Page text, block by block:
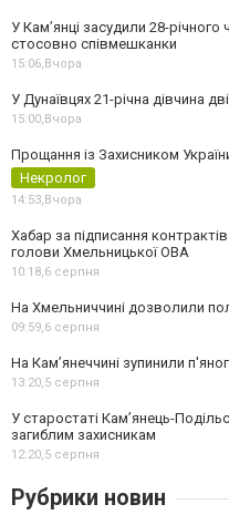
У Камʼянці засудили 28-
стосовно співмешканки
15:06,Вчора
У Дунаївцях 21-річна дівчина
15:00,Вчора
Прощання із Захисником
Некролог
14:53,Вчора
Хабар за підписання
голови Хмельницької ОВА
10:18,6 серпня
На Хмельниччині дозволили
09:59,6 серпня
На Камʼянеччині зупинили
13:20,5 серпня
У старостаті Кам’янець-
загиблим захисникам
12:20,5 серпня
Рубрики новин